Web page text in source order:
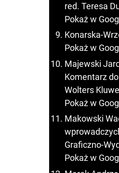
red. Teresa
Pokaż w
Konarska-
Pokaż w
Majewski
Komentarz
Wolters
Pokaż w
Makowski
Graficzno-
Pokaż w